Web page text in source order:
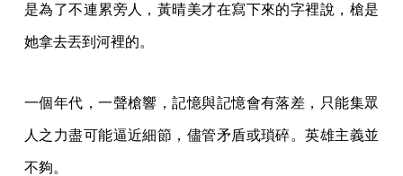
是為了不連累旁人，黃晴美才在寫下來的字裡說，槍是
她拿去丟到河裡的。
一個年代，一聲槍響，記憶與記憶會有落差，只能集眾
人之力盡可能逼近細節，儘管矛盾或瑣碎。英雄主義並
不夠。